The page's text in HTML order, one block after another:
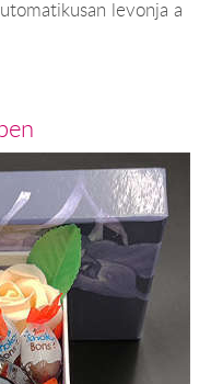
levonja a